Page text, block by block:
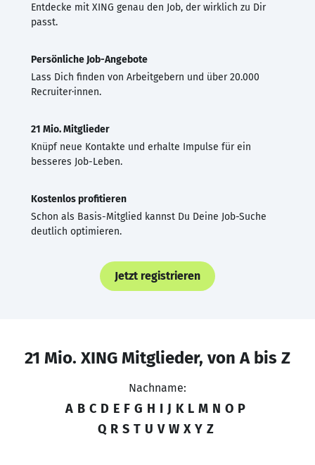
Entdecke mit XING genau den Job, der wirklich zu Dir
passt.
Persönliche Job-Angebote
Lass Dich finden von Arbeitgebern und über 20.000
Recruiter·innen.
21 Mio. Mitglieder
Knüpf neue Kontakte und erhalte Impulse für ein
besseres Job-Leben.
Kostenlos profitieren
Schon als Basis-Mitglied kannst Du Deine Job-Suche
deutlich optimieren.
Jetzt registrieren
21 Mio. XING Mitglieder, von A bis Z
Nachname:
A B C D E F G H I J K L M N O P
Q R S T U V W X Y Z